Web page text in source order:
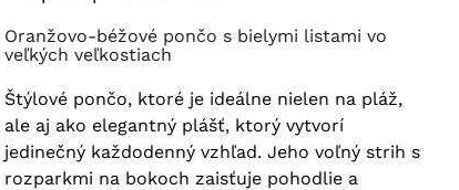
Oranžovo-béžové pončo s bielymi listami vo
veľkých veľkostiach
Štýlové pončo, ktoré je ideálne nielen na pláž,
ale aj ako elegantný plášť, ktorý vytvorí
jedinečný každodenný vzhľad. Jeho voľný strih s
rozparkmi na bokoch zaisťuje pohodlie a